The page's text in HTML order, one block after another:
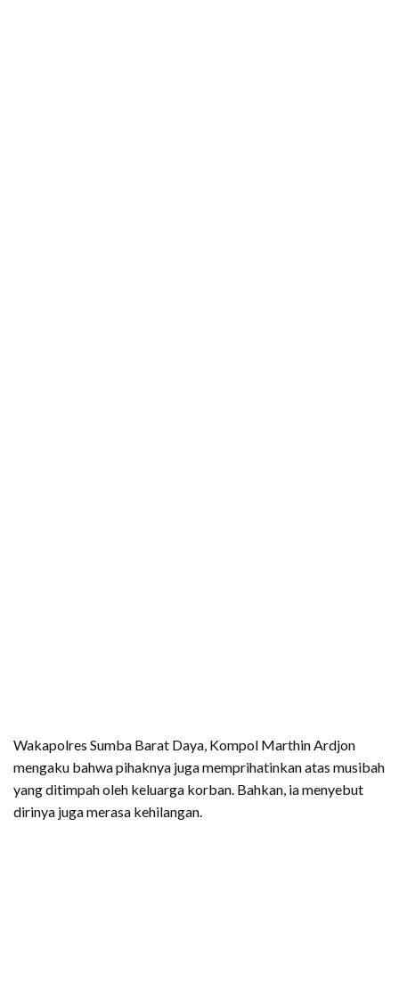
Wakapolres Sumba Barat Daya, Kompol Marthin Ardjon
mengaku bahwa pihaknya juga memprihatinkan atas musibah
yang ditimpah oleh keluarga korban. Bahkan, ia menyebut
dirinya juga merasa kehilangan.